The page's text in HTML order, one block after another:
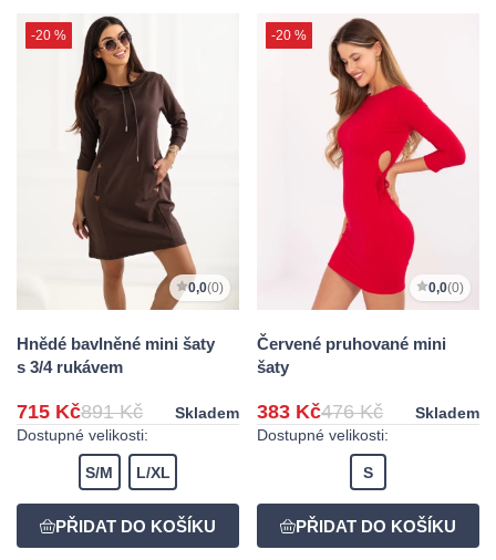
-20 %
0,0(0)
Hnědé bavlněné mini šaty
s 3/4 rukávem
715 Kč891 Kč
Skladem
Dostupné velikosti:
S/M L/XL
-20 %
0,0(0)
Červené pruhované mini
šaty
383 Kč476 Kč
Skladem
Dostupné velikosti:
S